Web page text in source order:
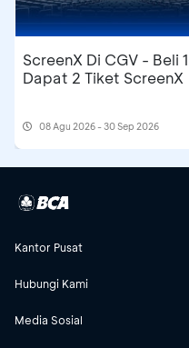
ScreenX Di CGV - Beli 1
Dapat 2 Tiket ScreenX
08 Agu 2026 - 30 Sep 2026
Kantor Pusat
Hubungi Kami
Media Sosial